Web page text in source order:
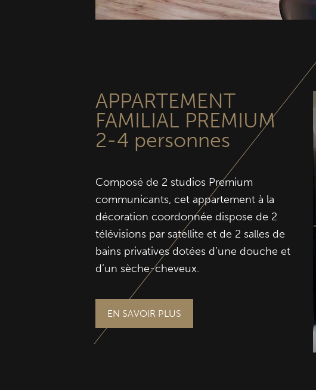
APPARTEMENT
FAMILIAL PREMIUM
2-4 personnes
Composé de 2 studios Premium
communicants, cet appartement à la
décoration coordonnée dispose de 2
télévisions par satellite et de 2 salles de
bains privatives dotées d’une douche et
d’un sèche-cheveux.
EN SAVOIR PLUS